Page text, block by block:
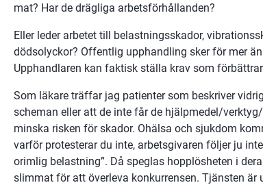
mat? Har de drägliga arbetsförhållanden?
Eller leder arbetet till belastningsskador,
dödsolyckor? Offentlig upphandling sker för mer
Upphandlaren kan faktisk ställa krav som
Som läkare träffar jag patienter som beskriver
scheman eller att de inte får de hjälpmedel/
minska risken för skador. Ohälsa och sjukdom
varför protesterar du inte, arbetsgivaren följer ju
orimlig belastning”. Då speglas hopplösheten i
slimmat för att överleva konkurrensen. Tjänsten